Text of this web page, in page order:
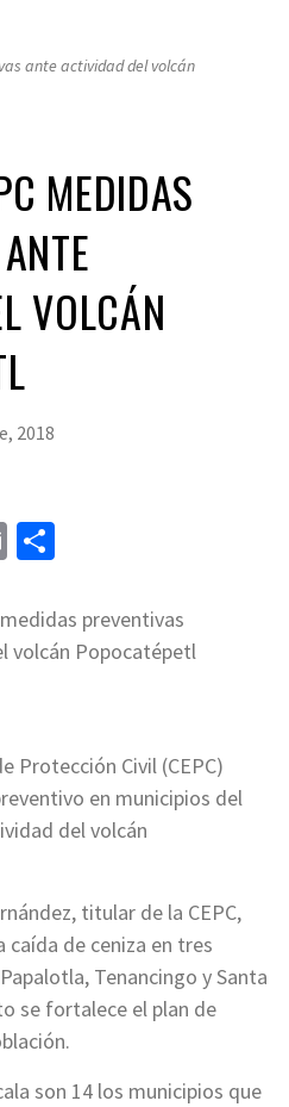
ante actividad del volcán
MEDIDAS
VOLCÁN
2018
Email
preventivas
volcán Popocatépetl
Protección Civil (CEPC)
en municipios del
del volcán
titular de la CEPC,
de ceniza en tres
Tenancingo y Santa
se fortalece el plan de
son 14 los municipios que